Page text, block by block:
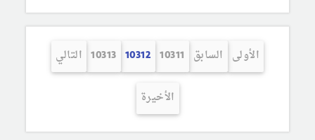
الأولى السابق 10311
10312
10313 التالي
الأخيرة